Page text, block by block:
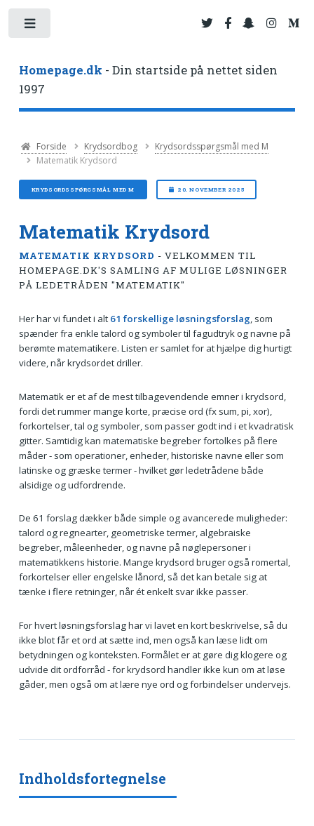
Homepage.dk - Din startside på nettet siden
1997
Forside Krydsordbog
Krydsordsspørgsmål med M
Matematik Krydsord
KRYDSORDSSPØRGSMÅL MED M 20. NOVEMBER 2025
Matematik Krydsord
MATEMATIK KRYDSORD - VELKOMMEN TIL
HOMEPAGE.DK'S SAMLING AF MULIGE LØSNINGER
PÅ LEDETRÅDEN "MATEMATIK"
Her har vi fundet i alt 61 forskellige løsningsforslag, som
spænder fra enkle talord og symboler til fagudtryk og navne på
berømte matematikere. Listen er samlet for at hjælpe dig hurtigt
videre, når krydsordet driller.
Matematik er et af de mest tilbagevendende emner i krydsord,
fordi det rummer mange korte, præcise ord (fx sum, pi, xor),
forkortelser, tal og symboler, som passer godt ind i et kvadratisk
gitter. Samtidig kan matematiske begreber fortolkes på flere
måder - som operationer, enheder, historiske navne eller som
latinske og græske termer - hvilket gør ledetrådene både
alsidige og udfordrende.
De 61 forslag dækker både simple og avancerede muligheder:
talord og regnearter, geometriske termer, algebraiske
begreber, måleenheder, og navne på nøglepersoner i
matematikkens historie. Mange krydsord bruger også romertal,
forkortelser eller engelske lånord, så det kan betale sig at
tænke i flere retninger, når ét enkelt svar ikke passer.
For hvert løsningsforslag har vi lavet en kort beskrivelse, så du
ikke blot får et ord at sætte ind, men også kan læse lidt om
betydningen og konteksten. Formålet er at gøre dig klogere og
udvide dit ordforråd - for krydsord handler ikke kun om at løse
gåder, men også om at lære nye ord og forbindelser undervejs.
Indholdsfortegnelse